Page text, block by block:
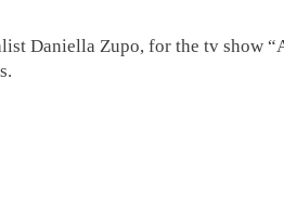
Daniella Zupo, for the tv show